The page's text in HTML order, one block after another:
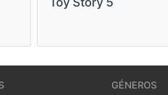
GÉNEROS